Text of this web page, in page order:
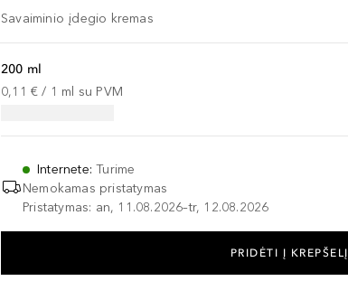
Savaiminio įdegio kremas
200 ml
0,11 € / 1 ml su PVM
Internete:Turime
Nemokamas pristatymas
Pristatymas: an, 11.08.2026–tr, 12.08.2026
PRIDĖTI Į KREPŠELĮ